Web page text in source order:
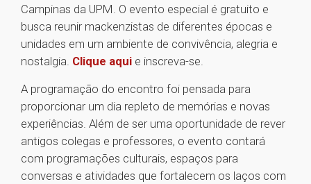
Campinas da UPM. O evento especial é gratuito e
busca reunir mackenzistas de diferentes épocas e
unidades em um ambiente de convivência, alegria e
nostalgia. Clique aqui e inscreva-se.
A programação do encontro foi pensada para
proporcionar um dia repleto de memórias e novas
experiências. Além de ser uma oportunidade de rever
antigos colegas e professores, o evento contará
com programações culturais, espaços para
conversas e atividades que fortalecem os laços com